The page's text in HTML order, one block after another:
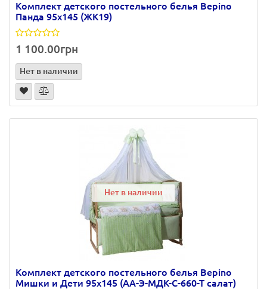
Комплект детского постельного белья Bepino
Панда 95х145 (ЖК19)
1 100.00грн
Нет в наличии
Нет в наличии
Комплект детского постельного белья Bepino
Мишки и Дети 95х145 (АА-Э-МДК-С-660-Т салат)